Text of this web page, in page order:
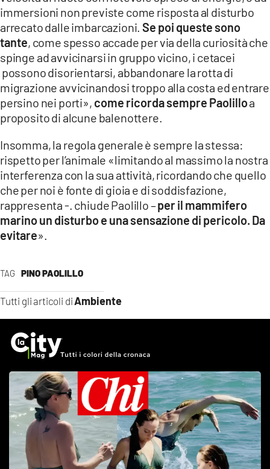
TAG PINO PAOLILLO
Tutti gli articoli diAmbiente
immersioni non previste come risposta al disturbo
arrecato dalle imbarcazioni.Se poi queste sono
tante, come spesso accade per via della curiosità che
spinge ad avvicinarsi in gruppo vicino, i cetacei
possono disorientarsi, abbandonare la rotta di
migrazione avvicinandosi troppo alla costa ed entrare
persino nei porti», come ricorda sempre Paolilloa
proposito di alcune balenottere.
Insomma, la regola generale è sempre la stessa:
rispetto per l’animale «limitando al massimo la nostra
interferenza con la sua attività, ricordando che quello
che per noi è fonte di gioia e di soddisfazione,
rappresenta -. chiude Paolillo –per il mammifero
marino un disturbo e una sensazione di pericolo. Da
evitare».